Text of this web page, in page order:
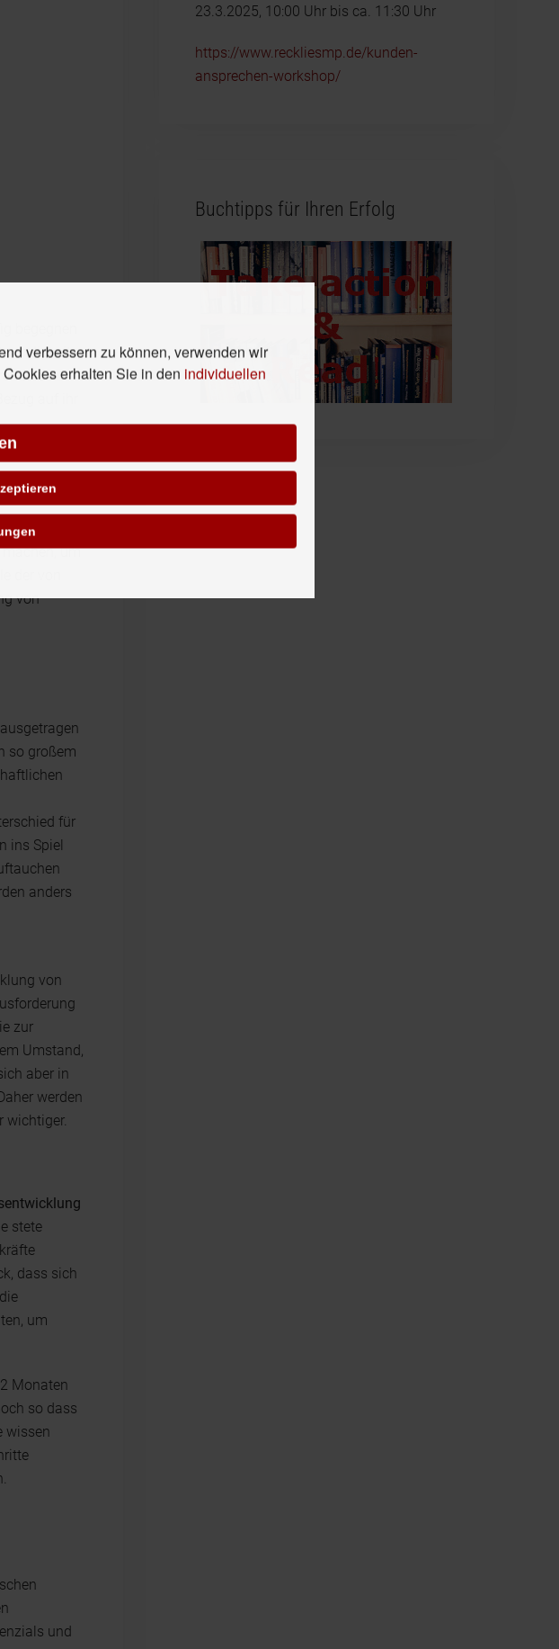
begegnen
und
auf ihr
Kunden
um
der von
von
so großem
für
ins Spiel
anders
von
zur
Umstand,
aber in
werden
wichtiger.
stete
dass sich
um
Monaten
so dass
wissen
und
23.3.2025, 10:00 Uhr bis ca. 11:30 Uhr
https://www.reckliesmp.de/kunden-
ansprechen-workshop/
Buchtipps für Ihren Erfolg
verbessern zu können, verwenden wir
erhalten Sie in den individuellen